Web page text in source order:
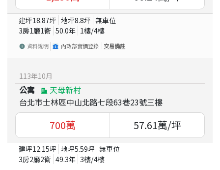
建坪18.87坪 地坪8.8坪 無車位
3房1廳1衛 50.0年 1樓/4樓
資料說明 內政部實價登錄 交易備註
113年10月
公寓
天母新村
台北市士林區中山北路七段63巷23號三樓
700萬 57.61萬/坪
建坪12.15坪 地坪5.59坪 無車位
3房2廳2衛 49.3年 3樓/4樓